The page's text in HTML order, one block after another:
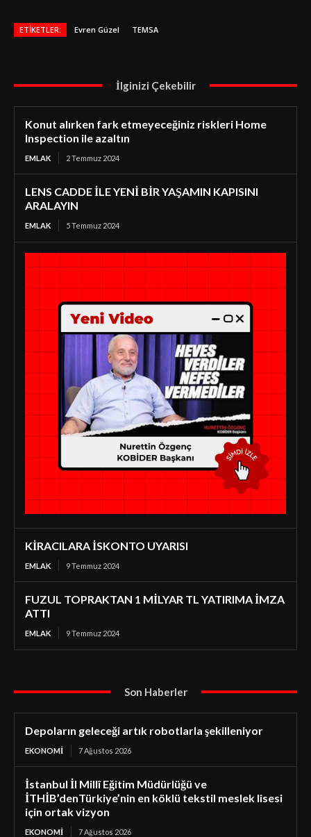
ETIKETLER: Evren Güzel TEMSA
İlginizi Çekebilir
Konut alırken fark etmeyeceğiniz riskleri Home
Inspection ile azaltın
EMLAK 2 Temmuz 2024
LENS CADDE İLE YENİ BİR YAŞAMIN KAPISINI
ARALAYIN
EMLAK 5 Temmuz 2024
KİRACILARA İSKONTO UYARISI
EMLAK 9 Temmuz 2024
FUZUL TOPRAKTAN 1 MİLYAR TL YATIRIMA İMZA
ATTI
EMLAK 9 Temmuz 2024
Son Haberler
Depoların geleceği artık robotlarla şekilleniyor
EKONOMI 7 Ağustos 2026
İstanbul İl Millî Eğitim Müdürlüğü ve
İTHİB’denTürkiye’nin en köklü tekstil meslek lisesi
için ortak vizyon
EKONOMI 7 Ağustos 2026